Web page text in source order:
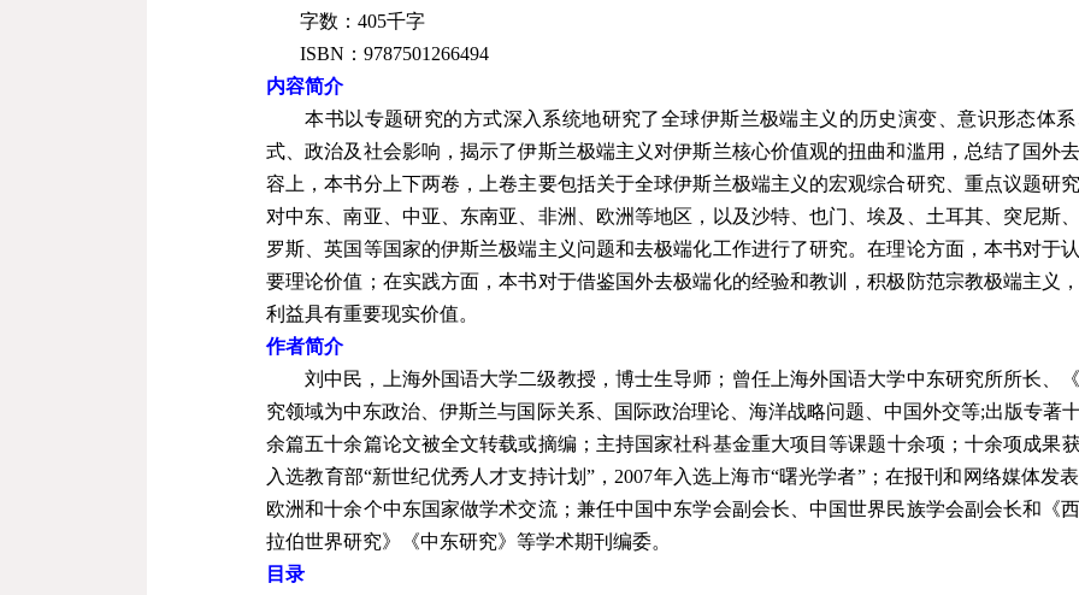
字数： 405千字
ISBN ： 9787501266494
内容简介
本书以专题研究的方式深入系统地研究了全球伊斯兰极端主义的历史演变、意识形态体
式、政治及社会影响，揭示了伊斯兰极端主义对伊斯兰核心价值观的扭曲和滥用，总结了国外
容上，本书分上下两卷，上卷主要包括关于全球伊斯兰极端主义的宏观综合研究、重点议题研
对中东、南亚、中亚、东南亚、非洲、欧洲等地区，以及沙特、也门、埃及、土耳其、突尼斯
罗斯、英国等国家的伊斯兰极端主义问题和去极端化工作进行了研究。在理论方面，本书对于
要理论价值；在实践方面，本书对于借鉴国外去极端化的经验和教训，积极防范宗教极端主义
利益具有重要现实价值。
作者简介
刘中民，上海外国语大学二级教授，博士生导师；曾任上海外国语大学中东研究所所长、
究领域为中东政治、伊斯兰与国际关系、国际政治理论、海洋战略问题、中国外交等;出版专著
余篇五十余篇论文被全文转载或摘编；主持国家社科基金重大项目等课题十余项；十余项成果
入选教育部“新世纪优秀人才支持计划”，2007年入选上海市“曙光学者”；在报刊和网络媒体发
欧洲和十余个中东国家做学术交流；兼任中国中东学会副会长、中国世界民族学会副会长和《
拉伯世界研究》《中东研究》等学术期刊编委。
目录